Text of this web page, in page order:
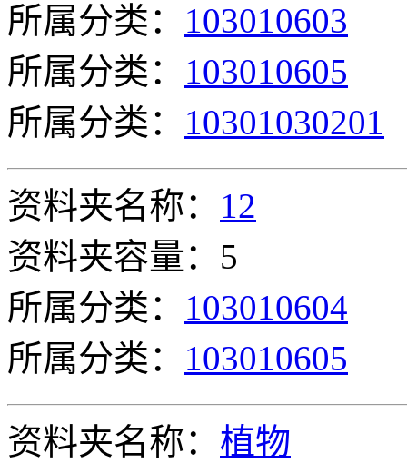
所属分类： 103010603
所属分类： 103010605
所属分类： 10301030201
资料夹名称： 12
资料夹容量：5
所属分类： 103010604
所属分类： 103010605
资料夹名称： 植物